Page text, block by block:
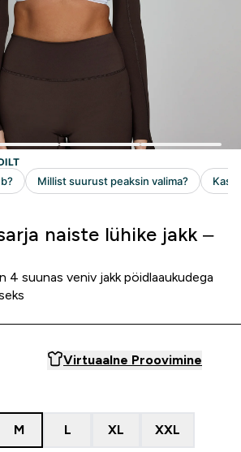
naiste lühike jakk –
4 suunas veniv jakk pöidlaaukudega
Virtuaalne Proovimine
M L XL XXL